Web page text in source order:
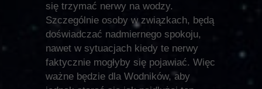
się trzymać nerwy na wodzy.
Szczególnie osoby w związkach, będą
doświadczać nadmiernego spokoju,
nawet w sytuacjach kiedy te nerwy
faktycznie mogłyby się pojawiać. Więc
ważne będzie dla Wodników, aby